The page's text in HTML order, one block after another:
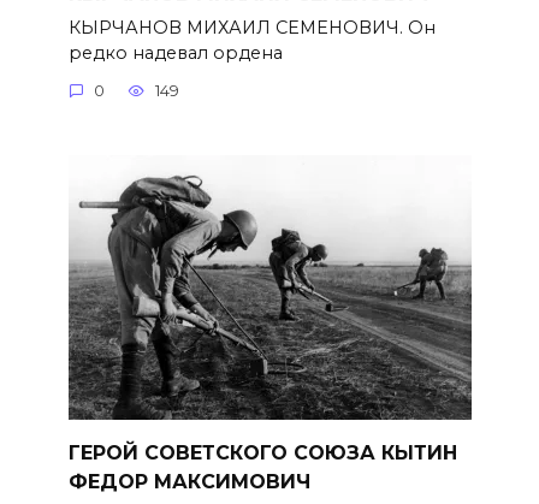
КЫРЧАНОВ МИХАИЛ СЕМЕНОВИЧ. Он
редко надевал ордена
0 149
ГЕРОЙ СОВЕТСКОГО СОЮЗА КЫТИН
ФЕДОР МАКСИМОВИЧ